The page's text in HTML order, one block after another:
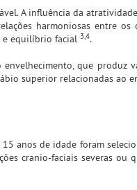
A influência da
harmoniosas entre os
e equilíbrio facial 3,4.
que produz
superior relacionadas ao
anos de idade foram
cranio-faciais severas